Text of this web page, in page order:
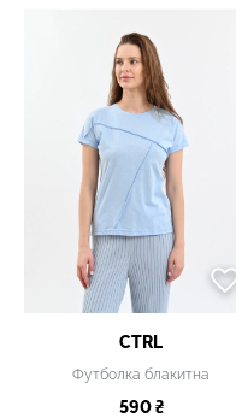
CTRL
Футболка блакитна
590 ₴